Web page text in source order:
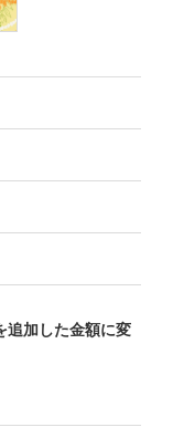
追加した金額に変